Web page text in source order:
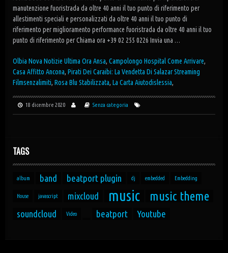
Olbia Nova Notizie Ultima Ora Ansa, Campolongo Hospital Come Arrivare,
Casa Affitto Ancona, Pirati Dei Caraibi: La Vendetta Di Salazar Streaming
Filmsenzalimiti, Rosa Blu Stabilizzata, La Carta Aiutodislessia,
18 dicembre 2020 Senza categoria
TAGS
album band beatport plugin dj embedded Embedding
House javascript mixcloud music music theme
soundcloud Video beatport Youtube